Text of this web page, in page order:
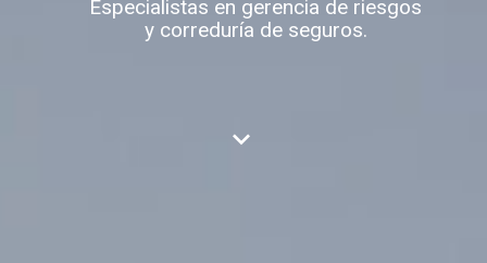
keyboard_arrow_down
Especialistas en gerencia de riesgos
y correduría de seguros.